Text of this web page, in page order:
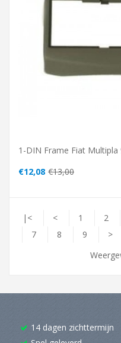
1-DIN Frame Fiat Multipla
€12,08 €13,00
|< < 1 2
7
8 9 >
14 dagen zichttermijn